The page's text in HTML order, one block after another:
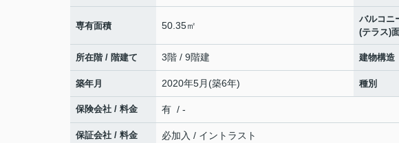
専有面積 50.35㎡
バルコニ
(テラス)
所在階 / 階建て 3階 / 9階建 建物構造
築年月 2020年5月(築6年) 種別
保険会社 / 料金 有 / -
保証会社 / 料金
必加入 / イントラスト